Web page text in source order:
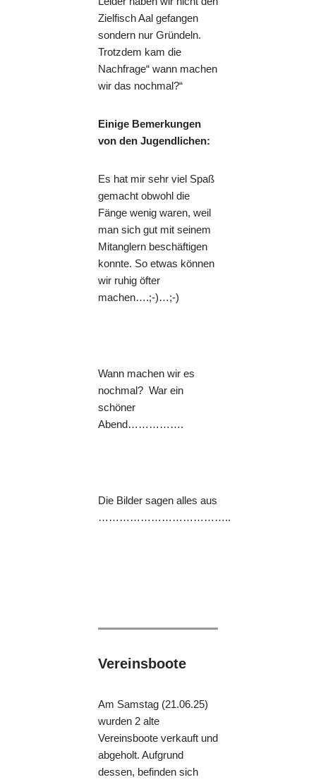
Zielfisch Aal gefangen
sondern nur Gründeln.
Trotzdem kam die
Nachfrage“ wann machen
wir das nochmal?“
Einige Bemerkungen
von den Jugendlichen:
Es hat mir sehr viel Spaß
gemacht obwohl die
Fänge wenig waren, weil
man sich gut mit seinem
Mitanglern beschäftigen
konnte. So etwas können
wir ruhig öfter
machen….;-)…;-)
Wann machen wir es
nochmal? War ein
schöner
Abend…………….
Die Bilder sagen alles aus
………………………………..
Vereinsboote
Am Samstag (21.06.25)
wurden 2 alte
Vereinsboote verkauft und
abgeholt. Aufgrund
dessen, befinden sich